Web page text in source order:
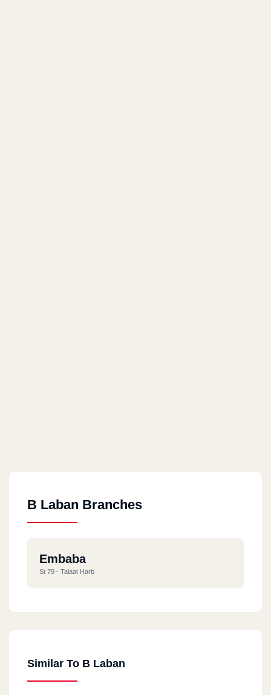
B Laban Branches
Embaba
St 79 - Talaat Harb
Similar To B Laban